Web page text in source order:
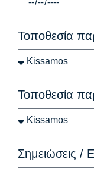
Τοποθεσία
Τοποθεσία
Σημειώσεις /